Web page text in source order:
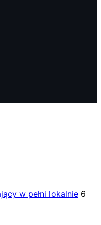
w pełni lokalnie 6